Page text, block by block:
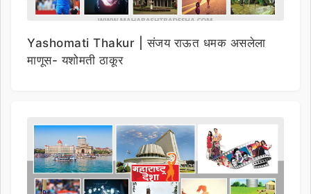
Yashomati Thakur | संजय राऊत धमक असलेला
माणूस- यशोमती ठाकूर